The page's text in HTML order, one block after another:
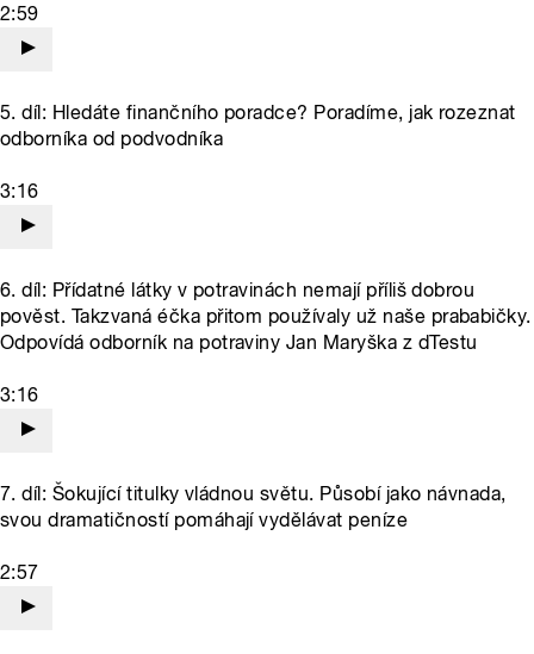
2:59
5. díl: Hledáte finančního poradce? Poradíme, jak rozeznat
odborníka od podvodníka
3:16
6. díl: Přídatné látky v potravinách nemají příliš dobrou
pověst. Takzvaná éčka přitom používaly už naše prababičky.
Odpovídá odborník na potraviny Jan Maryška z dTestu
3:16
7. díl: Šokující titulky vládnou světu. Působí jako návnada,
svou dramatičností pomáhají vydělávat peníze
2:57